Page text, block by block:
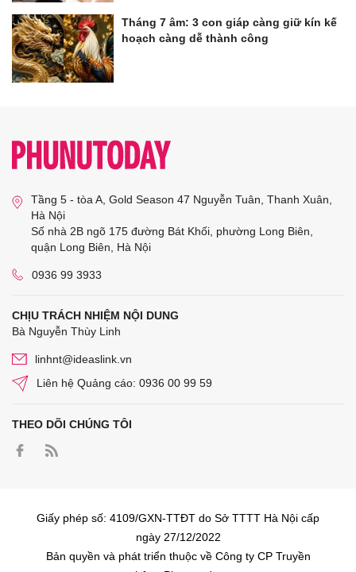
Tháng 7 âm: 3 con giáp càng giữ kín kế
hoạch càng dễ thành công
Tầng 5 - tòa A, Gold Season 47 Nguyễn Tuân, Thanh Xuân,
Hà Nội
Số nhà 2B ngõ 175 đường Bát Khối, phường Long Biên,
quận Long Biên, Hà Nội
0936 99 3933
CHỊU TRÁCH NHIỆM NỘI DUNG
Bà Nguyễn Thùy Linh
linhnt@ideaslink.vn
Liên hệ Quảng cáo: 0936 00 99 59
THEO DÕI CHÚNG TÔI
Giấy phép số: 4109/GXN-TTĐT do Sở TTTT Hà Nội cấp
ngày 27/12/2022
Bản quyền và phát triển thuộc về Công ty CP Truyền